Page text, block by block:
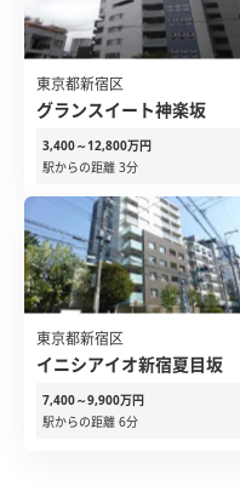
東京都新宿区
グランスイート神楽坂
3,400～12,800万円
駅からの距離 3分
東京都新宿区
イニシアイオ新宿夏目坂
7,400～9,900万円
駅からの距離 6分